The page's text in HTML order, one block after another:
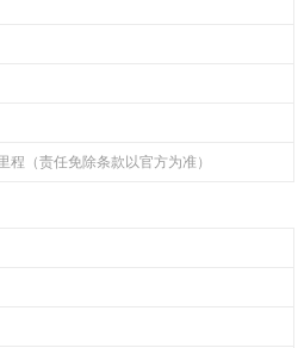
程（责任免除条款以官方为准）